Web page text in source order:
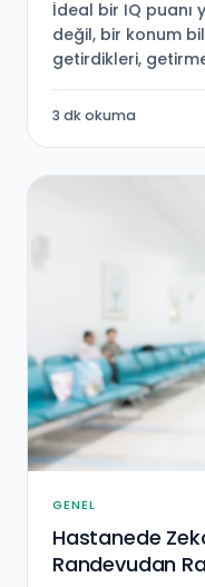
İdeal bir IQ
değil, bir konum
getirdikleri,
3 dk okuma
GENEL
Hastanede
Randevudan